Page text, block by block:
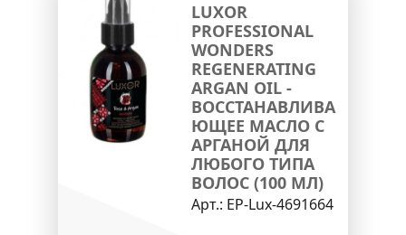
LUXOR
PROFESSIONAL
WONDERS
REGENERATING
ARGAN OIL -
ВОССТАНАВЛИВА
ЮЩЕЕ МАСЛО С
АРГАНОЙ ДЛЯ
ЛЮБОГО ТИПА
ВОЛОС (100 МЛ)
Арт.: EP-Lux-4691664